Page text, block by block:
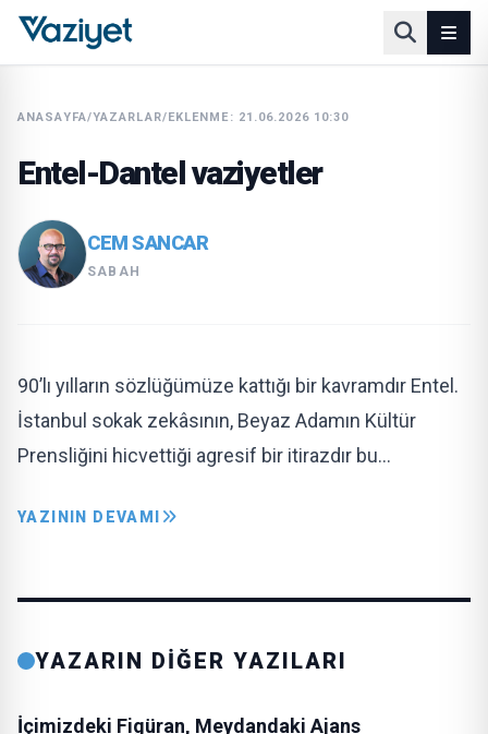
ANASAYFA/YAZARLAR/EKLENME: 21.06.2026 10:30
Entel-Dantel vaziyetler
CEM SANCAR
SABAH
90’lı yılların sözlüğümüze kattığı bir kavramdır Entel.
İstanbul sokak zekâsının, Beyaz Adamın Kültür
Prensliğini hicvettiği agresif bir itirazdır bu…
YAZININ DEVAMI
YAZARIN DİĞER YAZILARI
İçimizdeki Figüran, Meydandaki Ajans